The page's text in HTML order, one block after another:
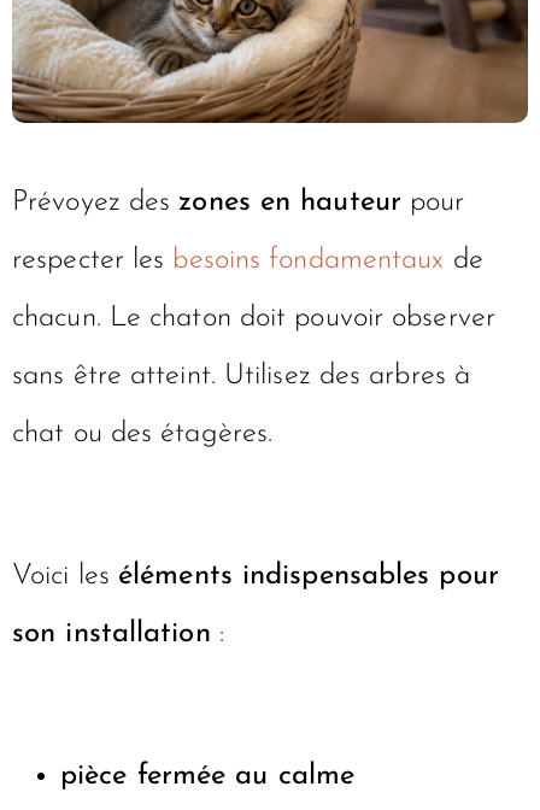
Prévoyez des zones en hauteur pour
respecter les besoins fondamentaux de
chacun. Le chaton doit pouvoir observer
sans être atteint. Utilisez des arbres à
chat ou des étagères.
Voici les éléments indispensables pour
son installation :
pièce fermée au calme